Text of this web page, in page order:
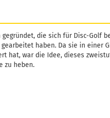
gegründet, die sich für Disc-Golf
haben. Da sie in einer
hat, war die Idee, dieses
zu heben.